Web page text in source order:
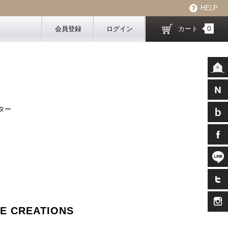
HELP
会員登録 ログイン カート 0
ー
CREATIONS